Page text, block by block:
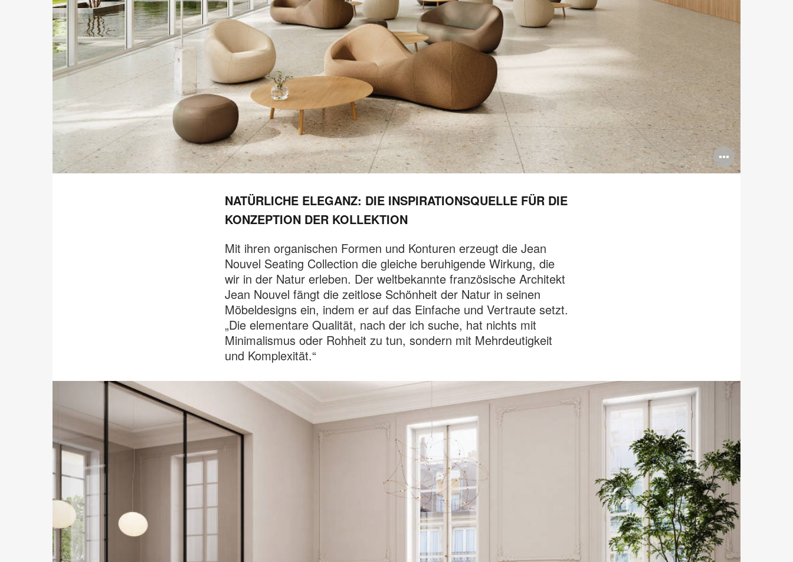
öffnen
NATÜRLICHE ELEGANZ: DIE INSPIRATIONSQUELLE FÜR DIE
KONZEPTION DER KOLLEKTION
Mit ihren organischen Formen und Konturen erzeugt die Jean
Nouvel Seating Collection die gleiche beruhigende Wirkung, die
wir in der Natur erleben. Der weltbekannte französische Architekt
Jean Nouvel fängt die zeitlose Schönheit der Natur in seinen
Möbeldesigns ein, indem er auf das Einfache und Vertraute setzt.
„Die elementare Qualität, nach der ich suche, hat nichts mit
Minimalismus oder Rohheit zu tun, sondern mit Mehrdeutigkeit
und Komplexität.“